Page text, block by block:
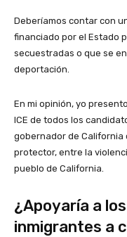
Deberíamos contar con
financiado por el Estado
secuestradas o que se
deportación.
En mi opinión, yo
ICE de todos los
gobernador de California
protector, entre la
pueblo de California.
¿Apoyaría a
inmigrantes a